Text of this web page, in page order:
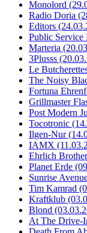
Monolord
Radio Doria
Editors
Public Service
Marteria
3Plusss
Le
The Noisy
Fortuna
Grillmaster
Post Modern
Tocotronic
Ilgen-Nur
IAMX
Ehrlich
Planet Erde
Sunrise
Tim Kamrad
Kraftklub
Blond
At The Drive-